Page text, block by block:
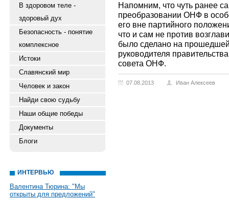
В здоровом теле -
здоровый дух
Безопасность - понятие
комплексное
Истоки
Славянский мир
Человек и закон
Найди свою судьбу
Наши общие победы
Документы
Блоги
ИНТЕРВЬЮ
Валентина Тюрина: "Мы
открыты для предложений"
Напомним, что чуть ранее
преобразовании ОНФ в
его вне партийного
что и сам не против
было сделано на прошедшей
руководителя
совета ОНФ.
07.08.2013 Иван Алексеев